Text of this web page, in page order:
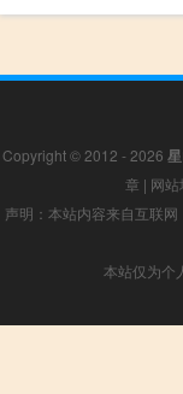
Copyright © 2012 - 2026
章 | 网站
声明：本站内容来自互联
本站仅为个